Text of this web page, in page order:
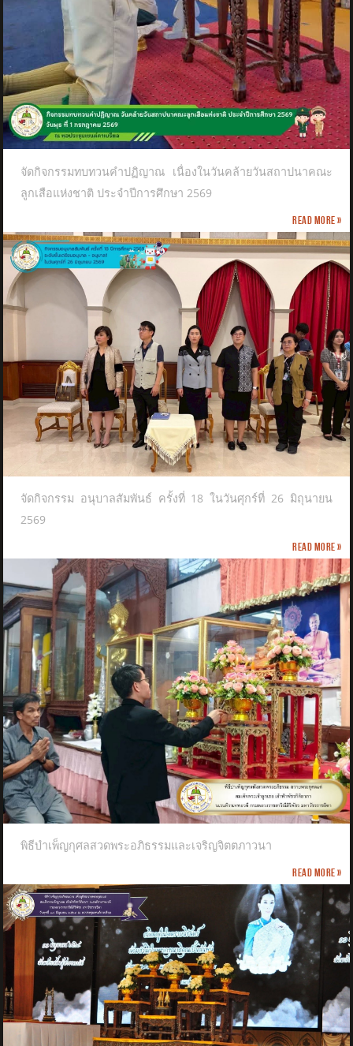
จัดกิจกรรมทบทวนคำปฏิญาณ เนื่องในวันคล้ายวันสถาปนาคณะ
ลูกเสือแห่งชาติ​ ประจำปีการศึกษา 2569
Read more »
จัดกิจกรรม อนุบาลสัมพันธ์ ครั้งที่ 18 ในวันศุกร์ที่ 26 มิถุนายน
2569
Read more »
พิธีบำเพ็ญกุศลสวดพระอภิธรรมและเจริญจิตตภาวนา
Read more »